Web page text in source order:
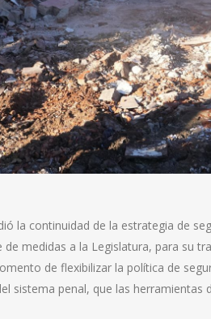
la continuidad de la estrategia de
medidas a la Legislatura, para su
de flexibilizar la política de
sistema penal, que las